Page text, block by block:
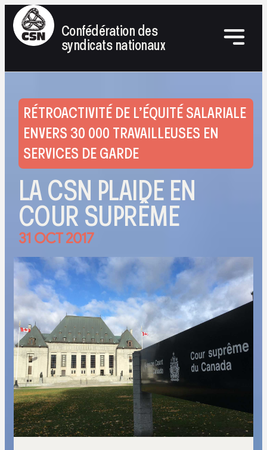
Confédération des
syndicats nationaux
RÉTROACTIVITÉ DE L’ÉQUITÉ SALARIALE
ENVERS 30 000 TRAVAILLEUSES EN
SERVICES DE GARDE
LA CSN PLAIDE EN
COUR SUPRÊME
31 OCT 2017